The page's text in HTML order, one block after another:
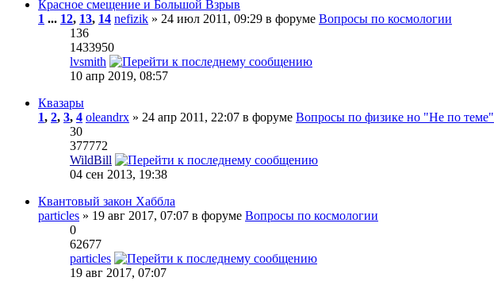
Красное смещение и Большой Взрыв
1 ... 12, 13, 14 nefizik » 24 июл 2011, 09:29 в форуме Вопросы по космологии
136
1433950
lvsmith
10 апр 2019, 08:57
Квазары
1, 2, 3, 4 oleandrx » 24 апр 2011, 22:07 в форуме Вопросы по физике но "Не по теме"
30
377772
WildBill
04 сен 2013, 19:38
Квантовый закон Хаббла
particles » 19 авг 2017, 07:07 в форуме Вопросы по космологии
0
62677
particles
19 авг 2017, 07:07